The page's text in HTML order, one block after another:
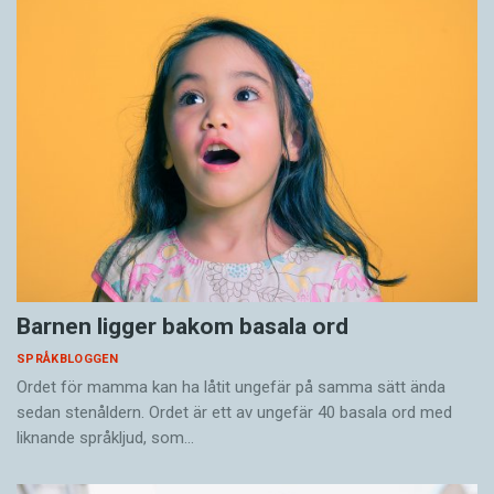
Barnen ligger bakom basala ord
SPRÅKBLOGGEN
Ordet för mamma kan ha låtit ungefär på samma sätt ända
sedan stenåldern. Ordet är ett av ungefär 40 basala ord med
liknande språkljud, som…